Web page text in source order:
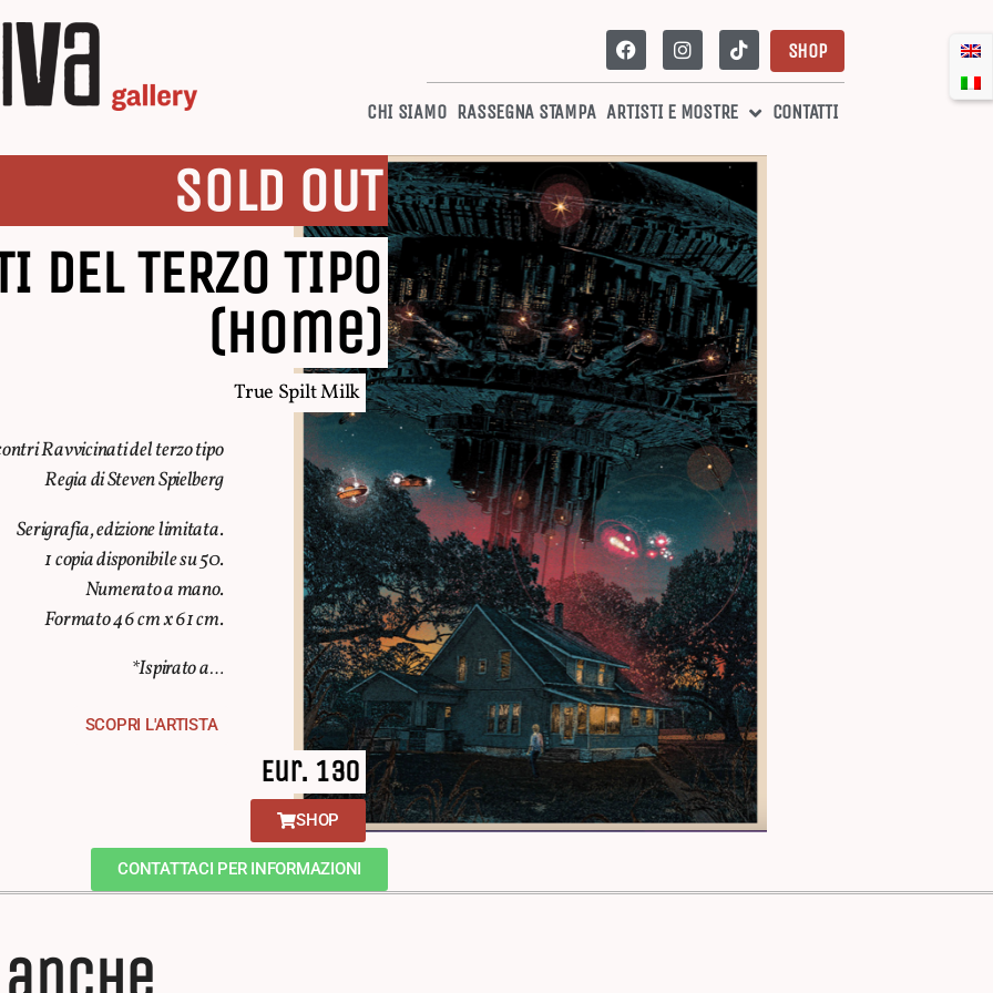
SHOP
CHI SIAMO RASSEGNA STAMPA ARTISTI E MOSTRE CONTATTI
SOLD OUT
DEL TERZO TIPO
(Home)
True Spilt Milk
Ravvicinati del terzo tipo
Regia di Steven Spielberg
Serigrafia, edizione limitata.
1 copia disponibile su 50.
Numerato a mano.
Formato 46 cm x 61 cm.
*Ispirato a…
SCOPRI L'ARTISTA
Eur. 130
SHOP
CONTATTACI PER INFORMAZIONI